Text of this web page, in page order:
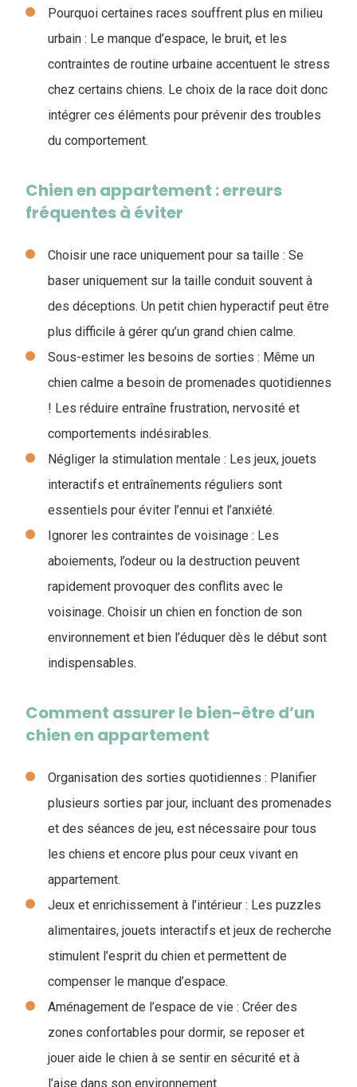
Pourquoi certaines races souffrent plus en milieu
urbain : Le manque d’espace, le bruit, et les
contraintes de routine urbaine accentuent le stress
chez certains chiens. Le choix de la race doit donc
intégrer ces éléments pour prévenir des troubles
du comportement.
Chien en appartement : erreurs
fréquentes à éviter
Choisir une race uniquement pour sa taille : Se
baser uniquement sur la taille conduit souvent à
des déceptions. Un petit chien hyperactif peut être
plus difficile à gérer qu’un grand chien calme.
Sous-estimer les besoins de sorties : Même un
chien calme a besoin de promenades quotidiennes
! Les réduire entraîne frustration, nervosité et
comportements indésirables.
Négliger la stimulation mentale : Les jeux, jouets
interactifs et entraînements réguliers sont
essentiels pour éviter l’ennui et l’anxiété.
Ignorer les contraintes de voisinage : Les
aboiements, l’odeur ou la destruction peuvent
rapidement provoquer des conflits avec le
voisinage. Choisir un chien en fonction de son
environnement et bien l’éduquer dès le début sont
indispensables.
Comment assurer le bien-être d’un
chien en appartement
Organisation des sorties quotidiennes : Planifier
plusieurs sorties par jour, incluant des promenades
et des séances de jeu, est nécessaire pour tous
les chiens et encore plus pour ceux vivant en
appartement.
Jeux et enrichissement à l’intérieur : Les puzzles
alimentaires, jouets interactifs et jeux de recherche
stimulent l’esprit du chien et permettent de
compenser le manque d’espace.
Aménagement de l’espace de vie : Créer des
zones confortables pour dormir, se reposer et
jouer aide le chien à se sentir en sécurité et à
l’aise dans son environnement.